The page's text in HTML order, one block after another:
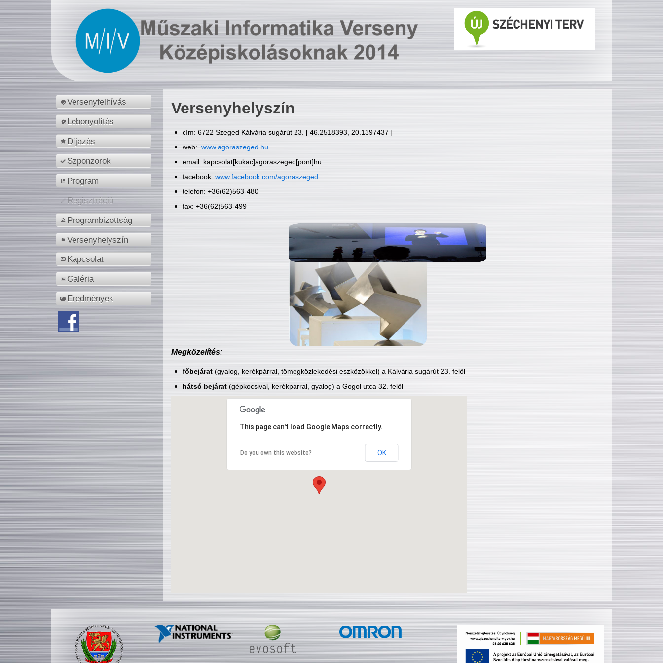
Versenyfelhívás
Lebonyolítás
Díjazás
Szponzorok
Program
Regisztráció
Programbizottság
Versenyhelyszín
Kapcsolat
Galéria
Eredmények
Versenyhelyszín
cím: 6722 Szeged Kálvária sugárút 23. [ 46.2518393, 20.1397437 ]
web: www.agoraszeged.hu
email: kapcsolat[kukac]agoraszeged[pont]hu
facebook: www.facebook.com/agoraszeged
telefon: +36(62)563-480
fax: +36(62)563-499
Megközelítés:
főbejárat(gyalog, kerékpárral, tömegközlekedési eszközökkel) a Kálvária sugárút 23. felől
hátsó bejárat(gépkocsival, kerékpárral, gyalog) a Gogol utca 32. felől
This page can't load Google Maps correctly.
Do you own this website? OK